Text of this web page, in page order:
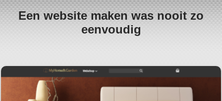
Een website maken was nooit zo
eenvoudig